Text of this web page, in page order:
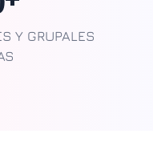
Y GRUPALES